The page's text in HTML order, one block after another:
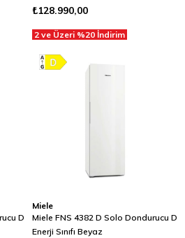
₺128.990,00
2 ve Üzeri %20 İndirim
D
Miele
Miele FNS 4382 D Solo Dondurucu D
Enerji Sınıfı Beyaz